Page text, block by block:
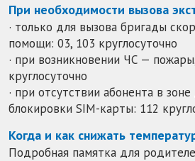
При необходимости вызова
· только для вызова бригады
помощи: 03, 103 круглосуточно
· при возникновении ЧС —
круглосуточно
· при отсутствии абонента в
блокировки SIM-карты: 112
Когда и как снижать
Подробная памятка для